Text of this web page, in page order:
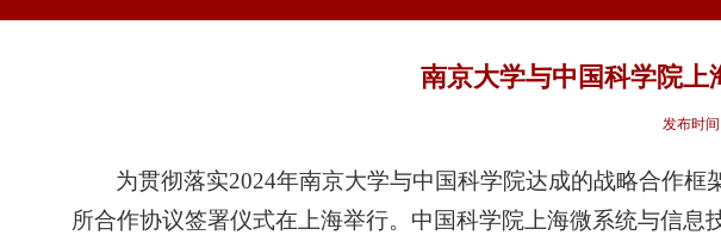
南京大学与中国科学院
发布时
为贯彻落实2024年南京大学与中国科学院达成的战略合作框
所合作协议签署仪式在上海举行。中国科学院上海微系统与信